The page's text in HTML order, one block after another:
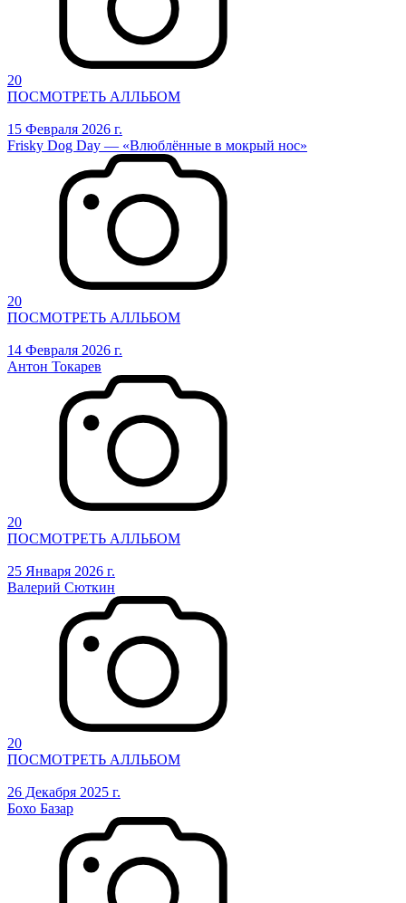
20
ПОСМОТРЕТЬ АЛЛЬБОМ
15 Февраля 2026 г.
Frisky Dog Day — «Влюблённые в мокрый нос»
20
ПОСМОТРЕТЬ АЛЛЬБОМ
14 Февраля 2026 г.
Антон Токарев
20
ПОСМОТРЕТЬ АЛЛЬБОМ
25 Января 2026 г.
Валерий Сюткин
20
ПОСМОТРЕТЬ АЛЛЬБОМ
26 Декабря 2025 г.
Бохо Базар